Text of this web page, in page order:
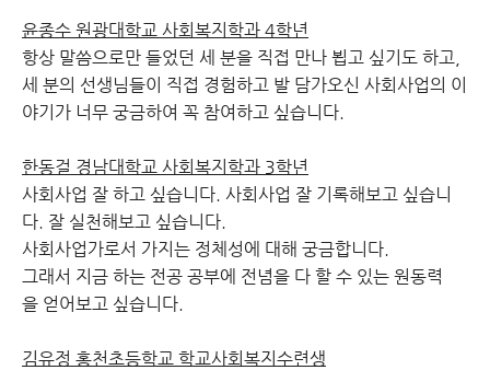
윤종수 원광대학교 사회복지학과 4학년
항상 말씀으로만 들었던 세 분을 직접 만나 뵙고 싶기도 하고,
세 분의 선생님들이 직접 경험하고 발 담가오신 사회사업의 이
야기가 너무 궁금하여 꼭 참여하고 싶습니다.
한동걸 경남대학교 사회복지학과 3학년
사회사업 잘 하고 싶습니다. 사회사업 잘 기록해보고 싶습니
다. 잘 실천해보고 싶습니다.
사회사업가로서 가지는 정체성에 대해 궁금합니다.
그래서 지금 하는 전공 공부에 전념을 다 할 수 있는 원동력
을 얻어보고 싶습니다.
김유정 홍천초등학교 학교사회복지수련생